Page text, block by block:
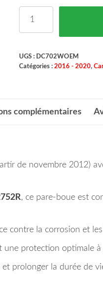
UGS : DC702WOEM
Catégories : 2016 - 2020,
complémentaires
de novembre 2012)
, ce pare-boue est
contre la corrosion et
protection optimale
prolonger la durée de